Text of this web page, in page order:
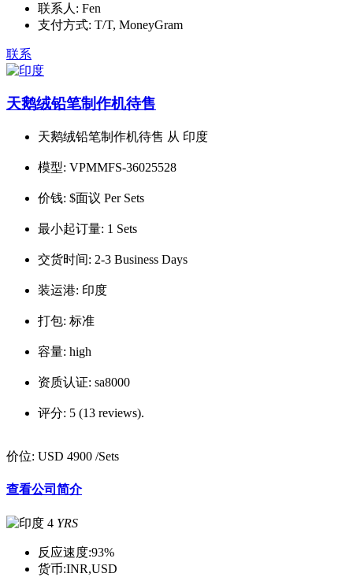
联系人: Fen
支付方式: T/T, MoneyGram
联系
天鹅绒铅笔制作机待售
天鹅绒铅笔制作机待售 从 印度
模型: VPMMFS-36025528
价钱: $面议 Per Sets
最小起订量: 1 Sets
交货时间: 2-3 Business Days
装运港: 印度
打包: 标准
容量: high
资质认证: sa8000
评分: 5 (13 reviews).
价位: USD 4900 /Sets
查看公司简介
4 YRS
反应速度:93%
货币:INR,USD